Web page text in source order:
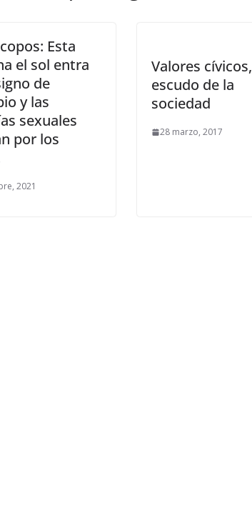
Esta
el sol entra
de
y las
sexuales
por los
2021
Valores cívicos,
escudo de la
sociedad
28 marzo, 2017